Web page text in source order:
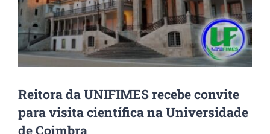
Reitora da UNIFIMES recebe convite
para visita científica na Universidade
de Coimbra